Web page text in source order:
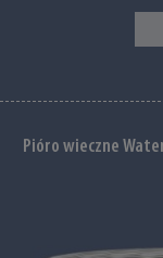
Pióro wieczne